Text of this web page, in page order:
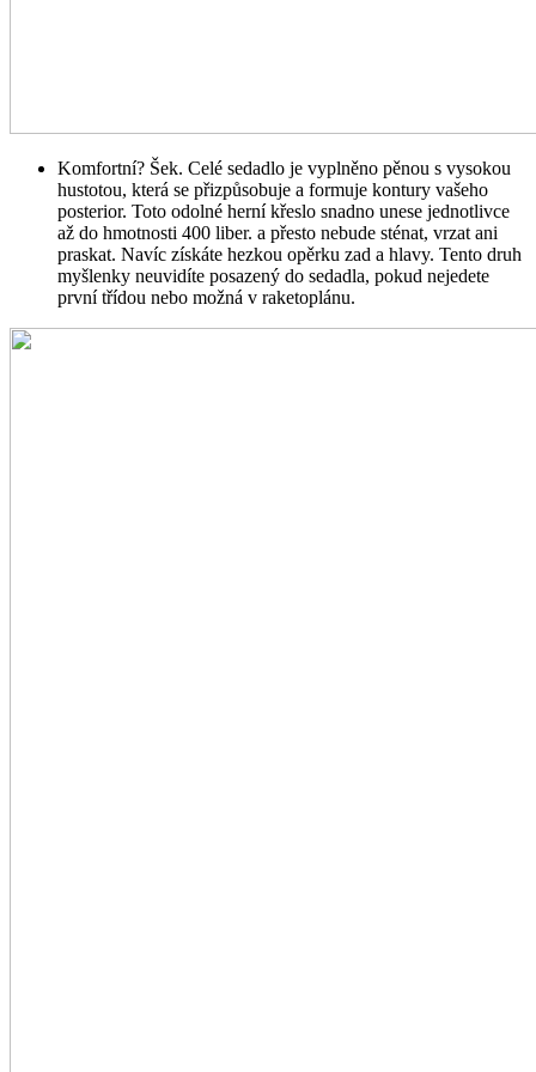
Komfortní? Šek. Celé sedadlo je vyplněno pěnou s vysokou
hustotou, která se přizpůsobuje a formuje kontury vašeho
posterior. Toto odolné herní křeslo snadno unese jednotlivce
až do hmotnosti 400 liber. a přesto nebude sténat, vrzat ani
praskat. Navíc získáte hezkou opěrku zad a hlavy. Tento druh
myšlenky neuvidíte posazený do sedadla, pokud nejedete
první třídou nebo možná v raketoplánu.